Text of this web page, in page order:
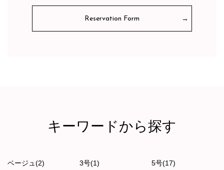
Reservation Form
キーワードから探す
ベージュ(2) 3号(1)
5号(17)